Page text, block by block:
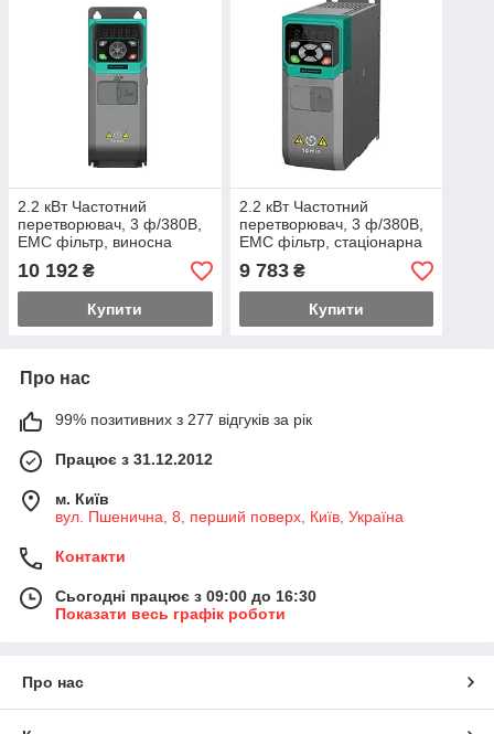
2.2 кВт Частотний
перетворювач, 3 ф/380В,
EMC фільтр, виносна
панель управління
10 192 ₴
Купити
2.2 кВт Частотний
перетворювач, 3 ф/380В,
EMC фільтр, стаціонарна
панель управління
9 783₴
Купити
Про нас
99% позитивних з 277 відгуків за рік
Працює з 31.12.2012
м. Київ
вул. Пшенична, 8, перший поверх, Київ, Україна
Контакти
Сьогодні працює з 09:00 до 16:30
Показати весь графік роботи
Про нас